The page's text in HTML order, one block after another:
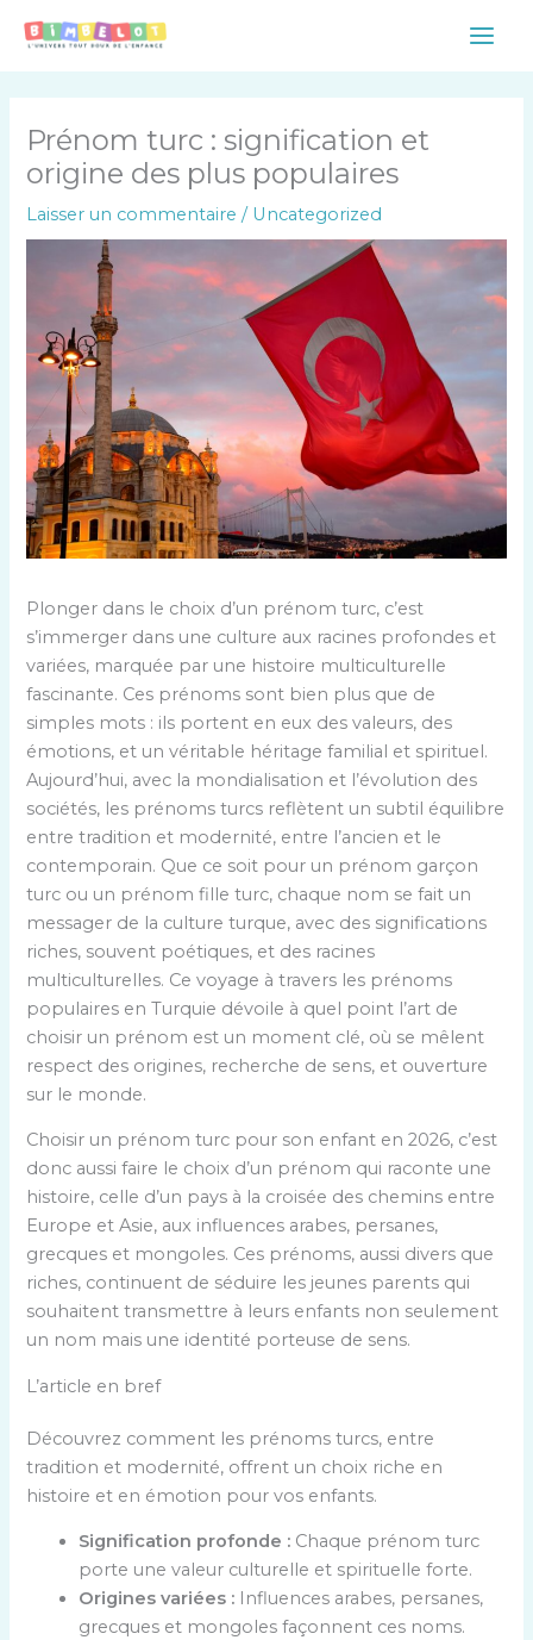
Main
Prénom turc : signification et
origine des plus populaires
Laisser un commentaire / Uncategorized
Plonger dans le choix d’un prénom turc, c’est
s’immerger dans une culture aux racines profondes et
variées, marquée par une histoire multiculturelle
fascinante. Ces prénoms sont bien plus que de
simples mots : ils portent en eux des valeurs, des
émotions, et un véritable héritage familial et spirituel.
Aujourd’hui, avec la mondialisation et l’évolution des
sociétés, les prénoms turcs reflètent un subtil équilibre
entre tradition et modernité, entre l’ancien et le
contemporain. Que ce soit pour un prénom garçon
turc ou un prénom fille turc, chaque nom se fait un
messager de la culture turque, avec des significations
riches, souvent poétiques, et des racines
multiculturelles. Ce voyage à travers les prénoms
populaires en Turquie dévoile à quel point l’art de
choisir un prénom est un moment clé, où se mêlent
respect des origines, recherche de sens, et ouverture
sur le monde.
Choisir un prénom turc pour son enfant en 2026, c’est
donc aussi faire le choix d’un prénom qui raconte une
histoire, celle d’un pays à la croisée des chemins entre
Europe et Asie, aux influences arabes, persanes,
grecques et mongoles. Ces prénoms, aussi divers que
riches, continuent de séduire les jeunes parents qui
souhaitent transmettre à leurs enfants non seulement
un nom mais une identité porteuse de sens.
L’article en bref
Découvrez comment les prénoms turcs, entre
tradition et modernité, offrent un choix riche en
histoire et en émotion pour vos enfants.
Signification profonde : Chaque prénom turc
porte une valeur culturelle et spirituelle forte.
Origines variées : Influences arabes, persanes,
grecques et mongoles façonnent ces noms.